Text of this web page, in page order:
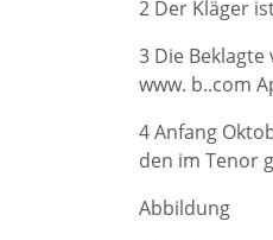
2 Der Kläger
3 Die
www. b..com
4 Anfang
den im Tenor
Abbildung